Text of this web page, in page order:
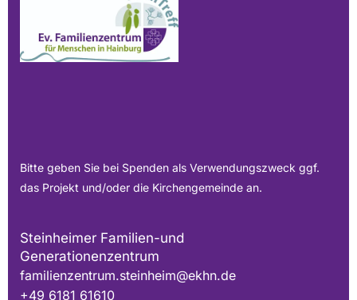
Bitte geben Sie bei Spenden als Verwendungszweck ggf.
das Projekt und/oder die Kirchengemeinde an.
Steinheimer Familien-und
Generationenzentrum
familienzentrum.steinheim@ekhn.de
+49 6181 61610